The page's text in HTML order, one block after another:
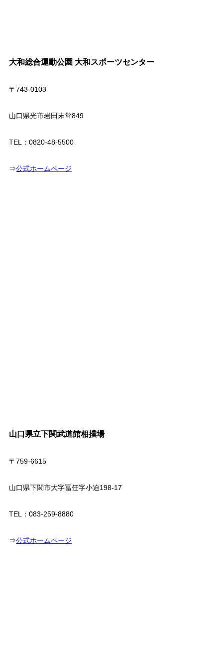
大和総合運動公園 大和スポーツセンター
〒743-0103
山口県光市岩田末常849
TEL：0820-48-5500
⇒公式ホームページ
山口県立下関武道館相撲場
〒759-6615
山口県下関市大字冨任字小迫198-17
TEL：083-259-8880
⇒公式ホームページ